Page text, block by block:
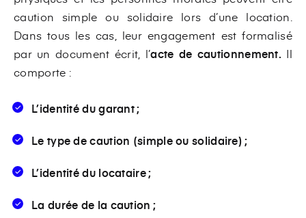
caution simple ou solidaire lors d’une location.
Dans tous les cas, leur engagement est formalisé
par un document écrit, l’acte de cautionnement. Il
comporte :
L’identité du garant ;
Le type de caution (simple ou solidaire) ;
L’identité du locataire ;
La durée de la caution ;